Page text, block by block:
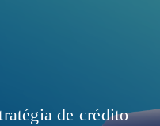
de crédito